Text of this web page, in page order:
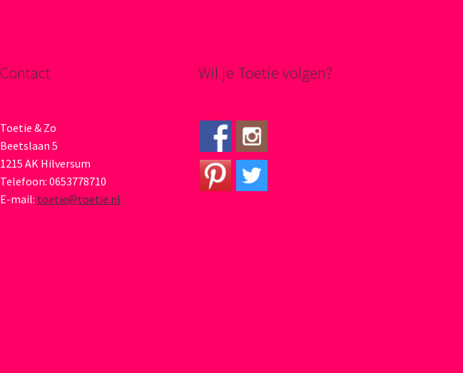
Contact
Toetie & Zo
Beetslaan 5
1215 AK Hilversum
Telefoon: 0653778710
E-mail: toetie@toetie.nl
Wil je Toetie volgen?